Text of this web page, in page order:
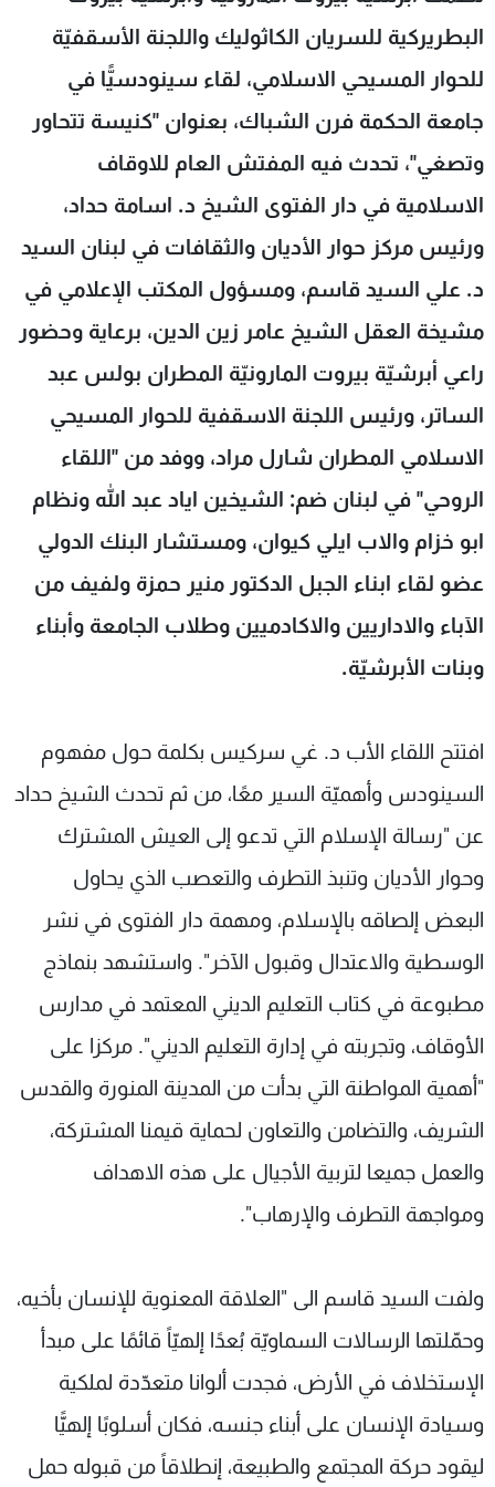
البطريركية للسريان الكاثوليك واللجنة الأسقفيّة
للحوار المسيحي الاسلامي، لقاء سينودسيًّا في
جامعة الحكمة فرن الشباك، بعنوان "كنيسة تتحاور
وتصغي"، تحدث فيه المفتش العام للاوقاف
الاسلامية في دار الفتوى الشيخ د. اسامة حداد،
ورئيس مركز حوار الأديان والثقافات في لبنان السيد
د. علي السيد قاسم، ومسؤول المكتب الإعلامي في
مشيخة العقل الشيخ عامر زين الدين، برعاية وحضور
راعي أبرشيّة بيروت المارونيّة المطران بولس عبد
الساتر، ورئيس اللجنة الاسقفية للحوار المسيحي
الاسلامي المطران شارل مراد، ووفد من "اللقاء
الروحي" في لبنان ضم: الشيخين اياد عبد الله ونظام
ابو خزام والاب ايلي كيوان، ومستشار البنك الدولي
عضو لقاء ابناء الجبل الدكتور منير حمزة ولفيف من
الآباء والاداريين والاكادميين وطلاب الجامعة وأبناء
وبنات الأبرشيّة.
افتتح اللقاء الأب د. غي سركيس بكلمة حول مفهوم
السينودس وأهميّة السير معًا، من ثم تحدث الشيخ حداد
عن "رسالة الإسلام التي تدعو إلى العيش المشترك
وحوار الأديان وتنبذ التطرف والتعصب الذي يحاول
البعض إلصاقه بالإسلام، ومهمة دار الفتوى في نشر
الوسطية والاعتدال وقبول الآخر". واستشهد بنماذج
مطبوعة في كتاب التعليم الديني المعتمد في مدارس
الأوقاف، وتجربته في إدارة التعليم الديني". مركزا على
"أهمية المواطنة التي بدأت من المدينة المنورة والقدس
الشريف، والتضامن والتعاون لحماية قيمنا المشتركة،
والعمل جميعا لتربية الأجيال على هذه الاهداف
ومواجهة التطرف والإرهاب".
ولفت السيد قاسم الى "العلاقة المعنوية للإنسان بأخيه،
وحمّلتها الرسالات السماويّة بُعدًا إلهيّاً قائمًا على مبدأ
الإستخلاف في الأرض، فجدت ألوانا متعدّدة لملكية
وسيادة الإنسان على أبناء جنسه، فكان أسلوبًا إلهيًّا
ليقود حركة المجتمع والطبيعة، إنطلاقاً من قبوله حمل
شاهد البرامج
الترددات
عن MTV
لاعلاناتكم
وظائف
شروط الإسـتخدام
سياسة الخصوصية